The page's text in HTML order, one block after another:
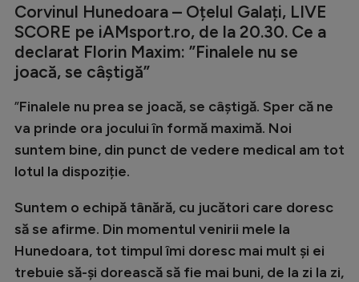
Corvinul Hunedoara – Oțelul Galați, LIVE
SCORE pe iAMsport.ro, de la 20.30. Ce a
declarat Florin Maxim: ”Finalele nu se
joacă, se câștigă”
”Finalele nu prea se joacă, se câștigă. Sper că ne
va prinde ora jocului în formă maximă. Noi
suntem bine, din punct de vedere medical am tot
lotul la dispoziție.
Suntem o echipă tânără, cu jucători care doresc
să se afirme. Din momentul venirii mele la
Hunedoara, tot timpul îmi doresc mai mult și ei
trebuie să-și dorească să fie mai buni, de la zi la zi,